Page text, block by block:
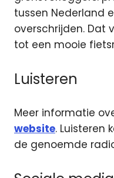
tussen Nederland
overschrijden. Dat
tot een mooie
Luisteren
Meer informatie
website. Luisteren
de genoemde